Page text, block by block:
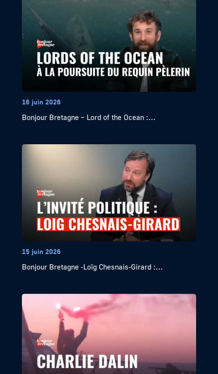
16 juin 2026
Bonjour Bretagne – Lord of the Ocean :...
15 juin 2026
Bonjour Bretagne -Loïg Chesnais-Girard :...